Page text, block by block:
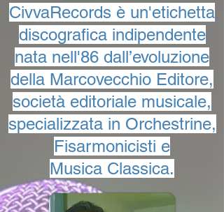
CivvaRecords è un'etichetta
discografica indipendente
nata nell'86 dall’evoluzione
della Marcovecchio Editore,
società editoriale musicale,
specializzata in Orchestrine,
Fisarmonicisti e
Musica Classica.